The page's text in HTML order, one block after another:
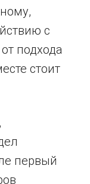
с
подхода
стоит
,
первый